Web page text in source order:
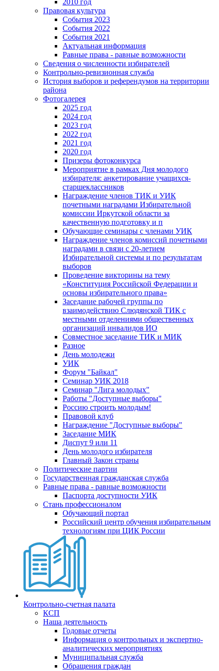
2010 год
Правовая культура
События 2023
События 2022
События 2021
Актуальная информация
Равные права - равные возможности
Сведения о численности избирателей
Контрольно-ревизионная служба
История выборов и референдумов на территории
района
Фотогалерея
2025 год
2024 год
2023 год
2022 год
2021 год
2020 год
Призеры фотоконкурса
Мероприятие в рамках Дня молодого
избирателя: анкетирование учащихся-
старшеклассников
Награждение членов ТИК и УИК
почетными наградами Избирательной
комиссии Иркутской области за
качественную подготовку и п
Обучающие семинары с членами УИК
Награждение членов комиссий почетными
наградами в связи с 20-летием
Избирательной системы и по результатам
выборов
Проведение викторины на тему
«Конституция Российской Федерации и
основы избирательного права»
Заседание рабочей группы по
взаимодействию Слюдянской ТИК с
местными отделениями общественных
организаций инвалидов ИО
Совместное заседание ТИК и МИК
Разное
День молодежи
УИК
Форум "Байкал"
Семинар УИК 2018
Семинар "Лига молодых"
Работы "Доступные выборы"
Россию строить молодым!
Правовой клуб
Награждение "Доступные выборы"
Заседание МИК
Диспут 9 или 11
День молодого избирателя
Главный Закон страны
Политические партии
Государственная гражданская служба
Равные права - равные возможности
Паспорта доступности УИК
Стань профессионалом
Обучающий портал
Российский центр обучения избирательным
технологиям при ЦИК России
Контрольно-счетная палата
КСП
Наша деятельность
Годовые отчеты
Информация о контрольных и экспертно-
аналитических мероприятиях
Муниципальная служба
Обращения граждан